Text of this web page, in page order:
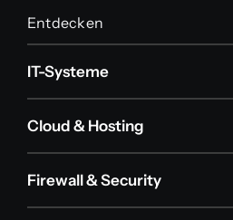
Entdecken
IT-Systeme
Cloud & Hosting
Firewall & Security